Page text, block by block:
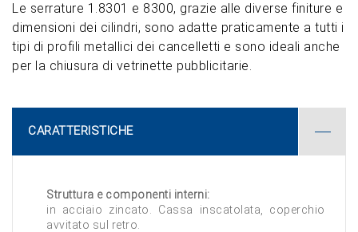
Le serrature 1.8301 e 8300, grazie alle diverse finiture e
dimensioni dei cilindri, sono adatte praticamente a tutti i
tipi di profili metallici dei cancelletti e sono ideali anche
per la chiusura di vetrinette pubblicitarie.
CARATTERISTICHE
Struttura e componenti interni:
in acciaio zincato. Cassa inscatolata, coperchio
avvitato sul retro.